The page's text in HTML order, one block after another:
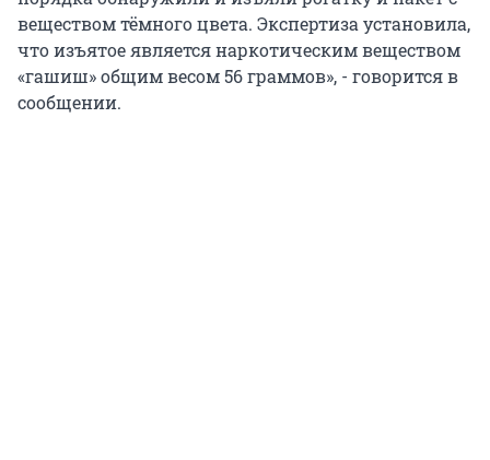
веществом тёмного цвета. Экспертиза установила,
что изъятое является наркотическим веществом
«гашиш» общим весом 56 граммов», - говорится в
сообщении.